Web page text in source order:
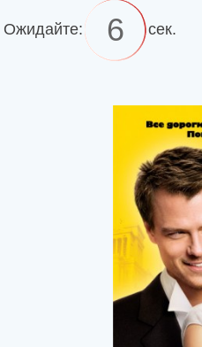
Ожидайте: 6 сек.